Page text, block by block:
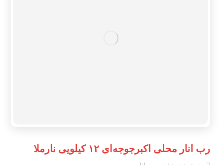
رب انار محلی اکبرجوجه‌ای ۱۲ کیلویی نارملا